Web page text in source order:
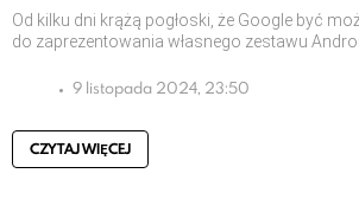
Od kilku dni krążą pogłoski, że Google być
do zaprezentowania własnego zestawu
9 listopada 2024, 23:50
CZYTAJ WIĘCEJ